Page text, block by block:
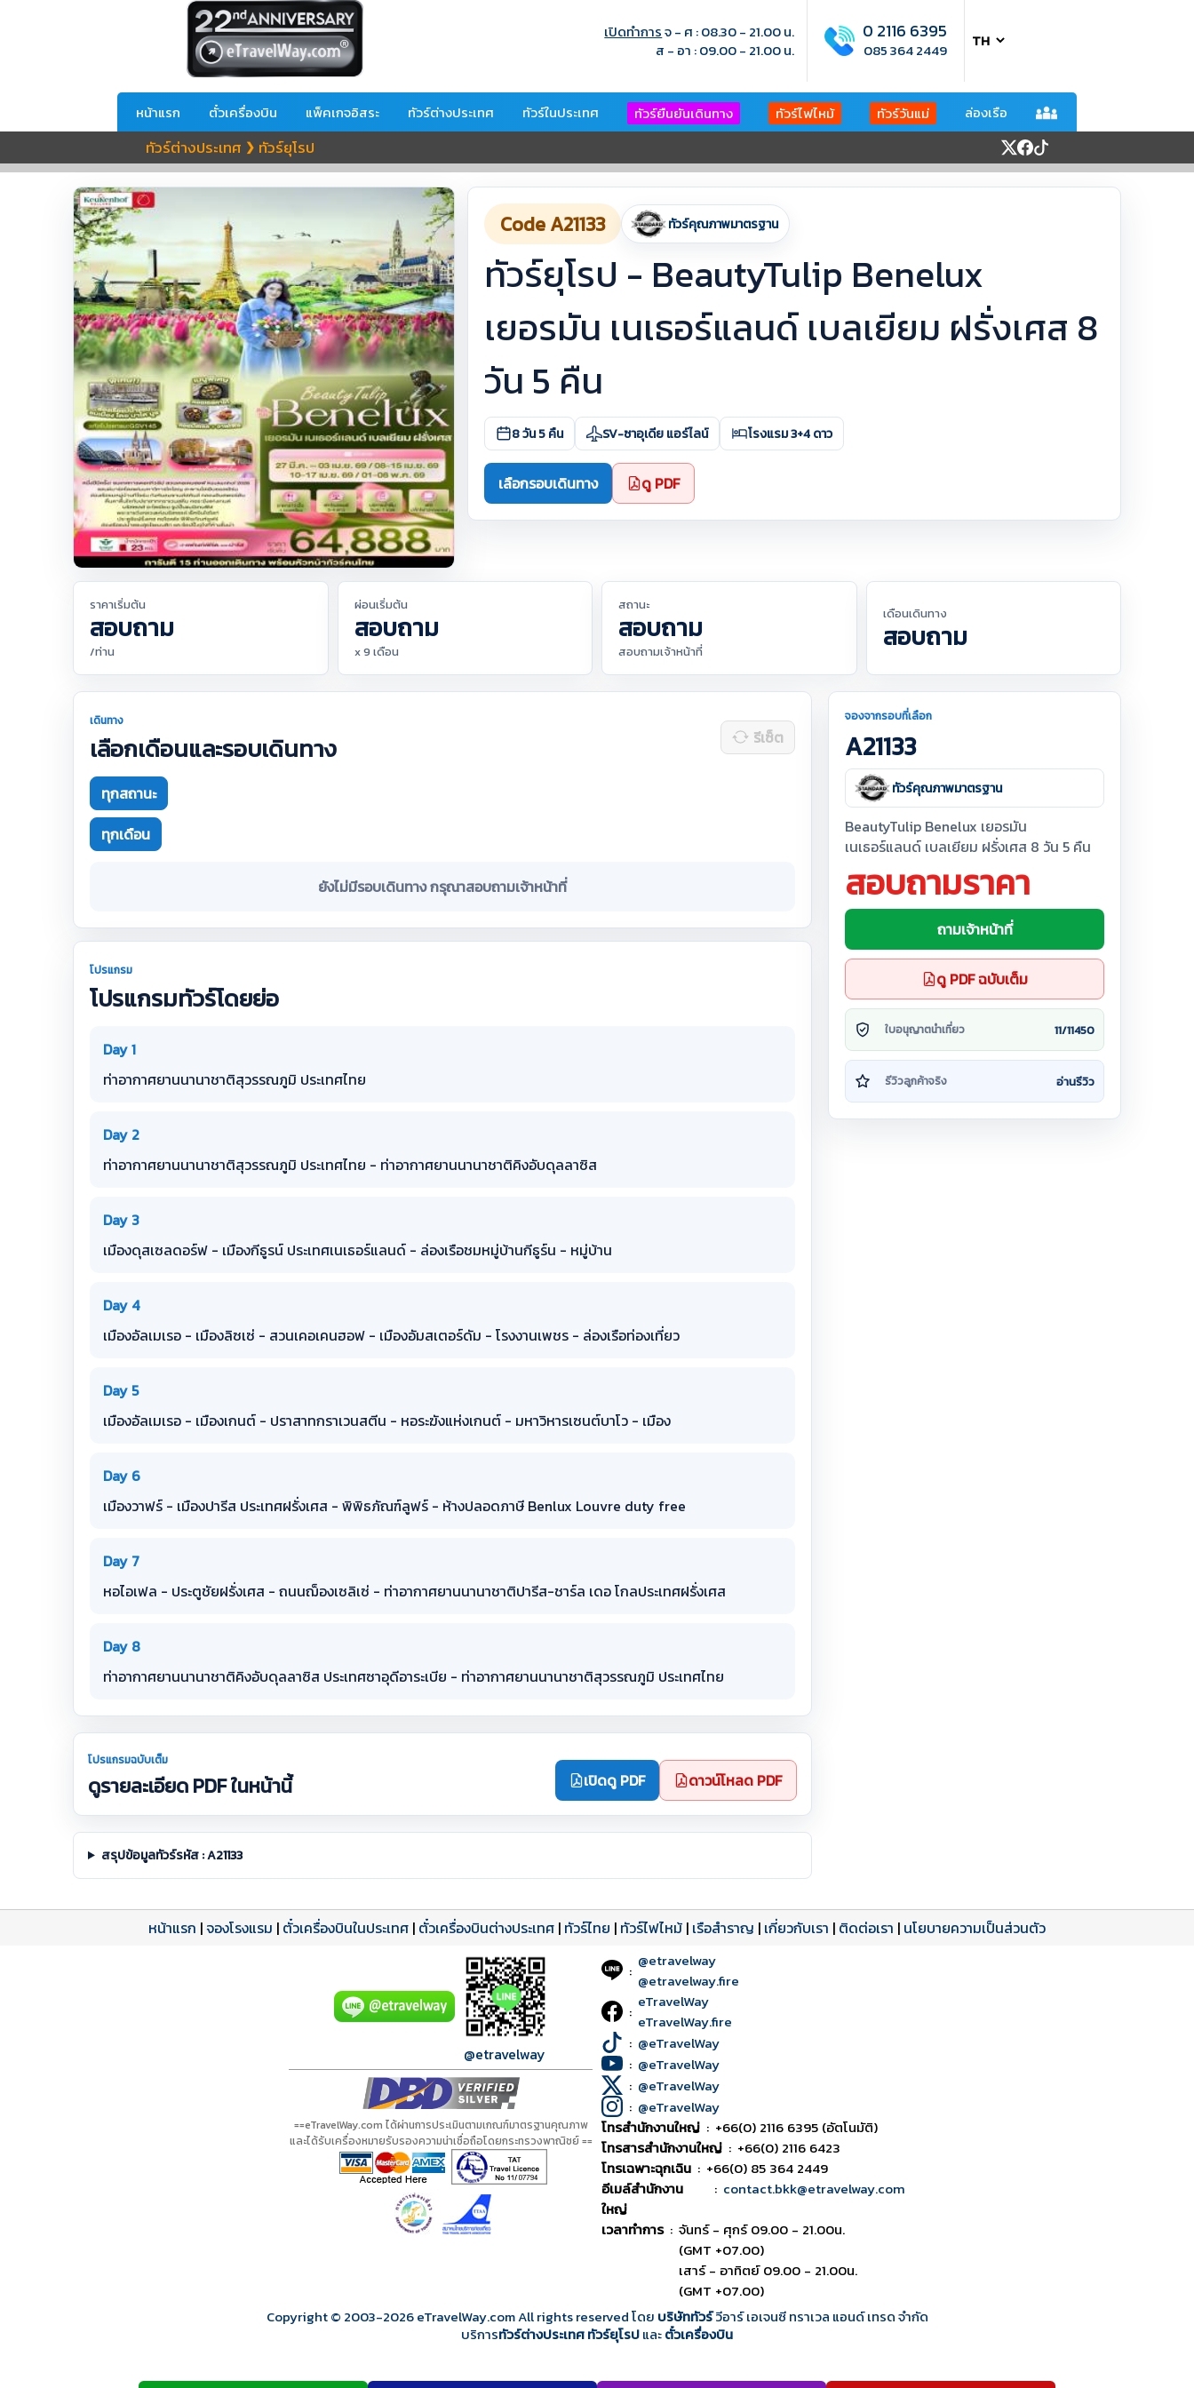
เปิดทำการจ - ศ : 08.30 - 21.00 น.
ส - อา : 09.00 - 21.00 น.
0 2116 6395
085 364 2449
หน้าแรก ตั๋วเครื่องบิน แพ็คเกจอิสระ ทัวร์ต่างประเทศ ทัวร์ในประเทศ ทัวร์ยืนยันเดินทาง ทัวร์ไฟไหม้ ทัวร์วันแม่ ล่องเรือ
ทัวร์ต่างประเทศ ❯ ทัวร์ยุโรป
Code A21133 ทัวร์คุณภาพมาตรฐาน
ทัวร์ยุโรป - BeautyTulip Benelux
เยอรมัน เนเธอร์แลนด์ เบลเยียม ฝรั่งเศส 8
วัน 5 คืน
8 วัน 5 คืน SV-ซาอุเดีย แอร์ไลน์ โรงแรม 3+4 ดาว
เลือกรอบเดินทาง ดู PDF
ราคาเริ่มต้น
สอบถาม
/ท่าน
ผ่อนเริ่มต้น
สอบถาม
x 9 เดือน
สถานะ
สอบถาม
สอบถามเจ้าหน้าที่
เดือนเดินทาง
สอบถาม
เดินทาง
เลือกเดือนและรอบเดินทาง รีเซ็ต
ทุกสถานะ
ทุกเดือน
ยังไม่มีรอบเดินทาง กรุณาสอบถามเจ้าหน้าที่
โปรแกรม
โปรแกรมทัวร์โดยย่อ
Day 1
ท่าอากาศยานนานาชาติสุวรรณภูมิ ประเทศไทย
Day 2
ท่าอากาศยานนานาชาติสุวรรณภูมิ ประเทศไทย - ท่าอากาศยานนานาชาติคิงอับดุลลาซิส
Day 3
เมืองดุสเซลดอร์ฟ - เมืองกีธูรน์ ประเทศเนเธอร์แลนด์ - ล่องเรือชมหมู่บ้านกีธูร์น - หมู่บ้าน
Day 4
เมืองอัลเมเรอ - เมืองลิซเซ่ - สวนเคอเคนฮอฟ - เมืองอัมสเตอร์ดัม - โรงงานเพชร - ล่องเรือท่องเที่ยว
Day 5
เมืองอัลเมเรอ - เมืองเกนต์ - ปราสาทกราเวนสตีน - หอระฆังแห่งเกนต์ - มหาวิหารเซนต์บาโว - เมือง
Day 6
เมืองวาฟร์ - เมืองปารีส ประเทศฝรั่งเศส - พิพิธภัณฑ์ลูฟร์ - ห้างปลอดภาษี Benlux Louvre duty free
Day 7
หอไอเฟล - ประตูชัยฝรั่งเศส - ถนนฌ็องเซลิเซ่ - ท่าอากาศยานนานาชาติปารีส-ชาร์ล เดอ โกลประเทศฝรั่งเศส
Day 8
ท่าอากาศยานนานาชาติคิงอับดุลลาซิส ประเทศซาอุดีอาระเบีย - ท่าอากาศยานนานาชาติสุวรรณภูมิ ประเทศไทย
โปรแกรมฉบับเต็ม
ดูรายละเอียด PDF ในหน้านี้ เปิดดู PDF ดาวน์โหลด PDF
สรุปข้อมูลทัวร์รหัส : A21133
จองจากรอบที่เลือก
A21133
ทัวร์คุณภาพมาตรฐาน
BeautyTulip Benelux เยอรมัน
เนเธอร์แลนด์ เบลเยียม ฝรั่งเศส 8 วัน 5 คืน
สอบถามราคา
ถามเจ้าหน้าที่
ดู PDF ฉบับเต็ม
ใบอนุญาตนำเที่ยว 11/11450
รีวิวลูกค้าจริง อ่านรีวิว
หน้าแรก |จองโรงแรม | ตั๋วเครื่องบินในประเทศ | ตั๋วเครื่องบินต่างประเทศ | ทัวร์ไทย | ทัวร์ไฟไหม้ | เรือสำราญ | เกี่ยวกับเรา | ติดต่อเรา | นโยบายความเป็นส่วนตัว
@etravelway
==eTravelWay.com ได้ผ่านการประเมินตามเกณฑ์มาตรฐานคุณภาพ
และได้รับเครื่องหมายรับรองความน่าเชื่อถือโดยกระทรวงพาณิชย์ ==
: @etravelway
@etravelway.fire
: eTravelWay
eTravelWay.fire
: @eTravelWay
: @eTravelWay
: @eTravelWay
: @eTravelWay
โทรสำนักงานใหญ่ : +66(0) 2116 6395 (อัตโนมัติ)
โทรสารสำนักงานใหญ่ : +66(0) 2116 6423
โทรเฉพาะฉุกเฉิน : +66(0) 85 364 2449
อีเมล์สำนักงาน
ใหญ่
: contact.bkk@etravelway.com
เวลาทำการ : จันทร์ - ศุกร์ 09.00 - 21.00น.
(GMT +07.00)
เสาร์ - อาทิตย์ 09.00 - 21.00น.
(GMT +07.00)
Copyright © 2003-2026eTravelWay.com All rights reserved โดย บริษัททัวร์วีอาร์ เอเจนซี ทราเวล แอนด์ เทรด จำกัด
บริการทัวร์ต่างประเทศทัวร์ยุโรปและตั๋วเครื่องบิน